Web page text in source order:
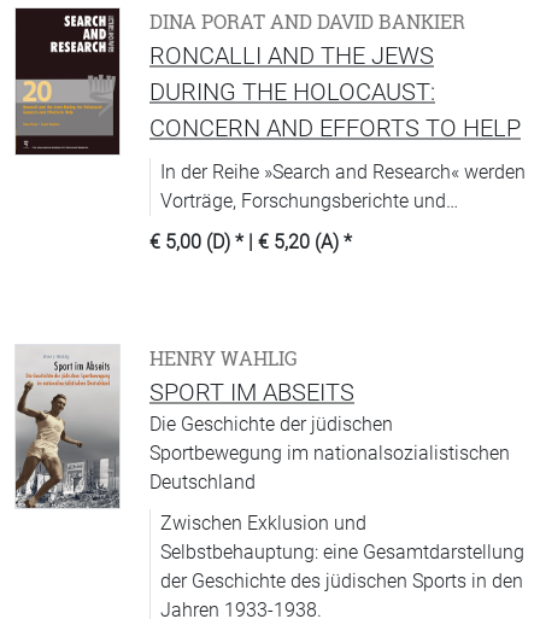
DINA PORAT AND DAVID BANKIER
RONCALLI AND THE JEWS
DURING THE HOLOCAUST:
CONCERN AND EFFORTS TO HELP
In der Reihe »Search and Research« werden
Vorträge, Forschungsberichte und
Symposien veröffentlicht, die im Rahmen
des »Yad Vashem International Institute for
€ 5,00 (D) * | € 5,20 (A) *
HENRY WAHLIG
SPORT IM ABSEITS
Die Geschichte der jüdischen
Sportbewegung im nationalsozialistischen
Deutschland
Zwischen Exklusion und
Selbstbehauptung: eine Gesamtdarstellung
der Geschichte des jüdischen Sports in den
Jahren 1933-1938.